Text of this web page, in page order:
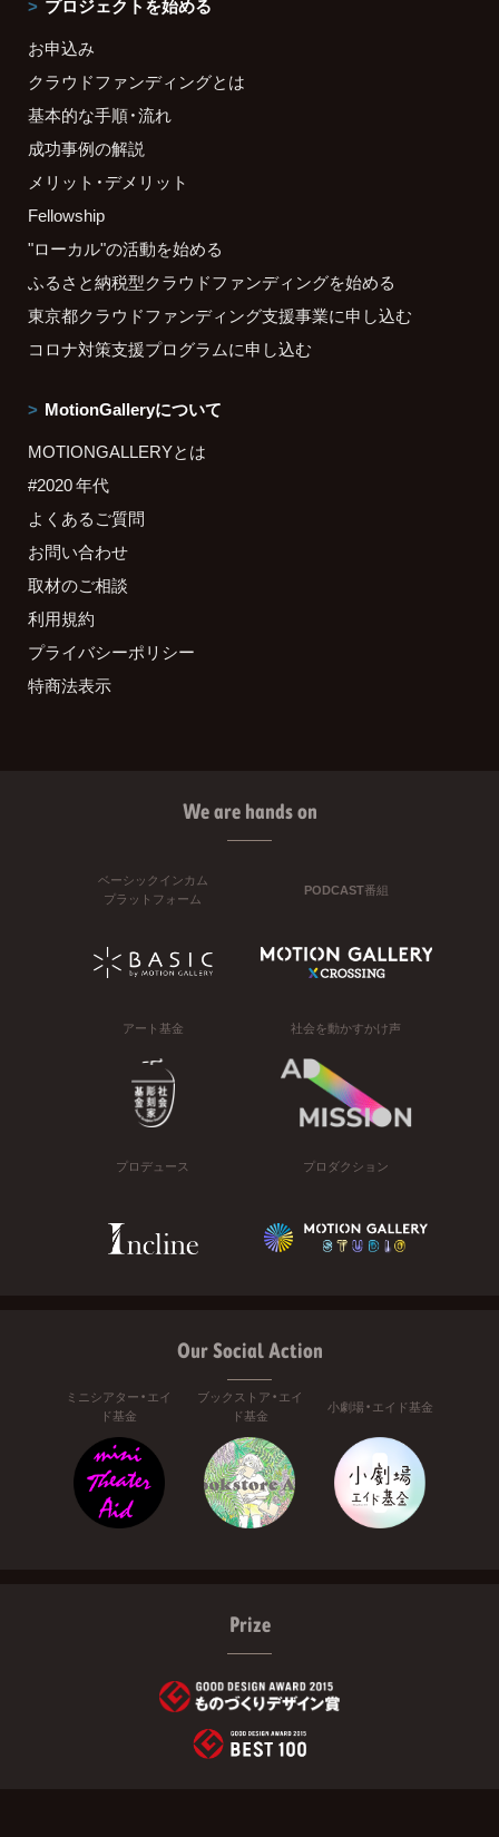
プロジェクトを始める
お申込み
クラウドファンディングとは
基本的な手順・流れ
成功事例の解説
メリット・デメリット
Fellowship
"ローカル"の活動を始める
ふるさと納税型クラウドファンディングを始める
東京都クラウドファンディング支援事業に申し込む
コロナ対策支援プログラムに申し込む
MotionGalleryについて
MOTIONGALLERYとは
#2020 年代
よくあるご質問
お問い合わせ
取材のご相談
利用規約
プライバシーポリシー
特商法表示
We are hands on
ベーシックインカム
プラットフォーム
PODCAST番組
アート基金 社会を動かすかけ声
プロデュース プロダクション
Our Social Action
ミニシアター・エイ
ド基金
ブックストア・エイ
ド基金
小劇場・エイド基金
Prize